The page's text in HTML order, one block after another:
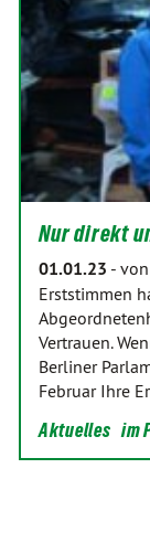
Nur direkt
01.01.23 -
Erststimmen
Vertrauen.
Berliner
Februar Ihre
Aktuelles im